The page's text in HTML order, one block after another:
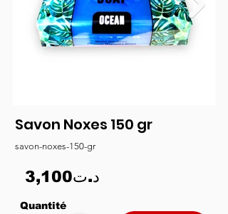
Savon Noxes 150 gr
savon-noxes-150-gr
3,100د.ت
Quantité